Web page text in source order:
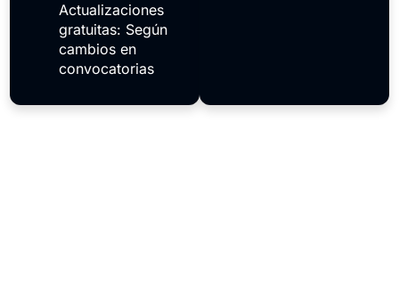
Actualizaciones
gratuitas: Según
cambios en
convocatorias